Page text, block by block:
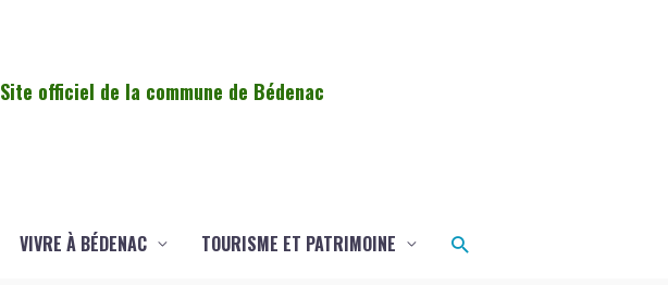
Site officiel de la commune de Bédenac
VIVRE À BÉDENAC TOURISME ET PATRIMOINE Rechercher